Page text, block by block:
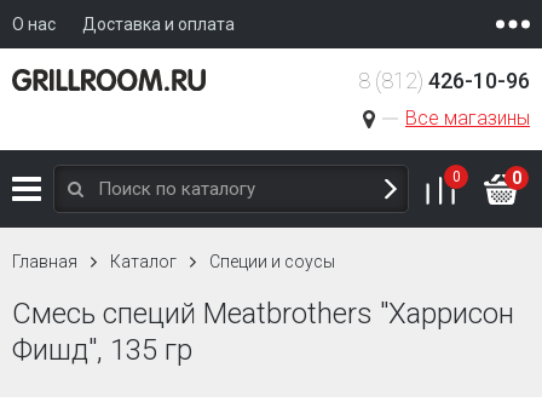
О нас Доставка и оплата
Все магазины
8 (812) 426-10-96
0 0
Главная Каталог Специи и соусы
Смесь специй Meatbrothers "Харрисон
Фишд", 135 гр